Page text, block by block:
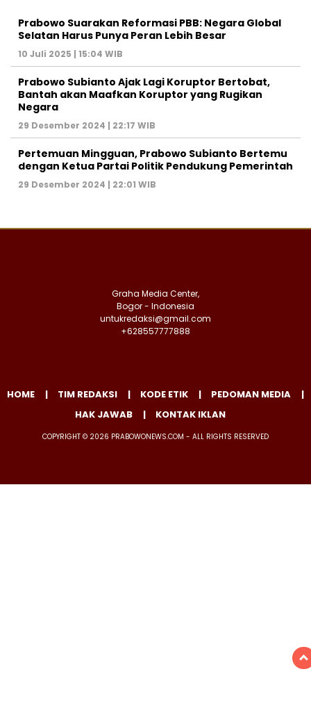
Prabowo Suarakan Reformasi PBB: Negara Global
Selatan Harus Punya Peran Lebih Besar
10 Juli 2025 | 15:04 WIB
Prabowo Subianto Ajak Lagi Koruptor Bertobat,
Bantah akan Maafkan Koruptor yang Rugikan
Negara
29 Desember 2024 | 22:17 WIB
Pertemuan Mingguan, Prabowo Subianto Bertemu
dengan Ketua Partai Politik Pendukung Pemerintah
29 Desember 2024 | 22:01 WIB
Graha Media Center,
Bogor - Indonesia
untukredaksi@gmail.com
+628557777888
HOME TIM REDAKSI KODE ETIK
PEDOMAN MEDIA
HAK JAWAB
KONTAK IKLAN
COPYRIGHT © 2026 PRABOWONEWS.COM - ALL RIGHTS RESERVED